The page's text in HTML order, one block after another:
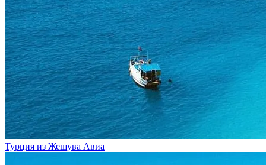
Турция из Жешува Авиа